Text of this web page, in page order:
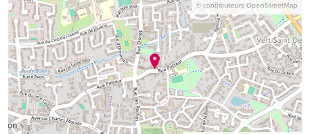
© contributeurs OpenStreetMap